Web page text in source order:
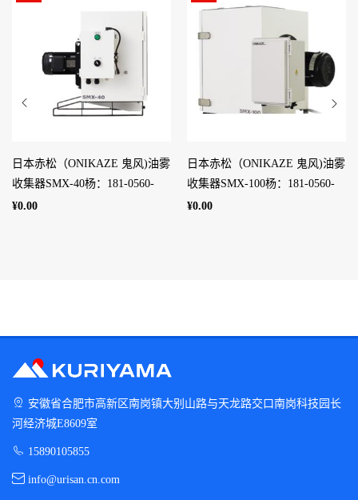
日本赤松（ONIKAZE 鬼风)油雾
收集器SMX-40杨：181-0560-
8753
¥0.00
日本赤松（ONIKAZE 鬼风)油雾
收集器SMX-100杨：181-0560-
8753
¥0.00
安徽省合肥市高新区南岗镇大别山路与天龙路交口南岗科技园长
河经济城E8609室
15890105855
info@urisan.cn.com